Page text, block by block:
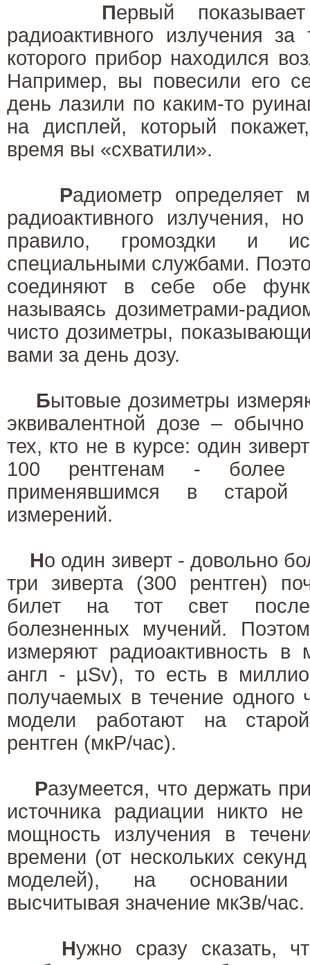
Первый
радиоактивного излучения
которого прибор находился
Например, вы повесили его
день лазили по каким-то
на дисплей, который
время вы «схватили».
Радиометр определяет
радиоактивного излучения,
правило, громоздки и
специальными службами.
соединяют в себе обе
называясь дозиметрами-
чисто дозиметры,
вами за день дозу.
Бытовые дозиметры
эквивалентной дозе –
тех, кто не в курсе: один
100 рентгенам -
применявшимся в старой
измерений.
Но один зиверт - довольно
три зиверта (300 рентген)
билет на тот свет
болезненных мучений.
измеряют радиоактивность в
англ - µSv), то есть в
получаемых в течение одного
модели работают на
рентген (мкР/час).
Разумеется, что держать
источника радиации никто
мощность излучения в
времени (от нескольких
моделей), на основании
высчитывая значение мкЗв/час.
Нужно сразу сказать,